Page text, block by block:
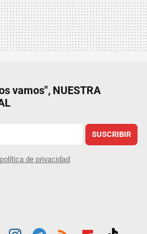
vamos", NUESTRA
SUSCRIBIR
política de privacidad